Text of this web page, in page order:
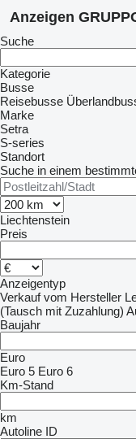
Anzeigen
Suche
Kategorie
Busse
Reisebusse
Marke
Setra
S-series
Standort
Suche in einem
Liechtenstein
Preis
Anzeigentyp
Verkauf vom Hersteller
(Tausch mit Zuzahlung)
Baujahr
Euro
Euro 5 Euro 6
Km-Stand
km
Autoline ID